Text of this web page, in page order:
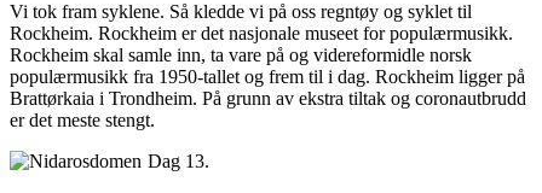
Vi tok fram syklene. Så kledde vi på oss regntøy og syklet til
Rockheim. Rockheim er det nasjonale museet for populærmusikk.
Rockheim skal samle inn, ta vare på og videreformidle norsk
populærmusikk fra 1950-tallet og frem til i dag. Rockheim ligger på
Brattørkaia i Trondheim. På grunn av ekstra tiltak og coronautbrudd
er det meste stengt.
Dag 13.